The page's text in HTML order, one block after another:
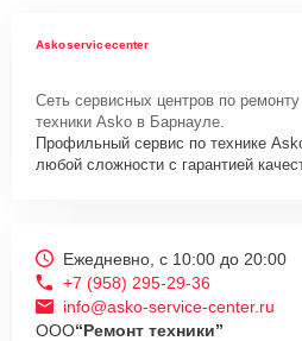
Askoservicecenter
Сеть сервисных центров по ремонту
техники Asko в Барнауле.
Профильный сервис по технике
любой сложности с гарантией
Ежедневно, с 10:00 до 20:00
+7 (958) 295-29-36
info@asko-service-center.ru
ООО“Ремонт техники”